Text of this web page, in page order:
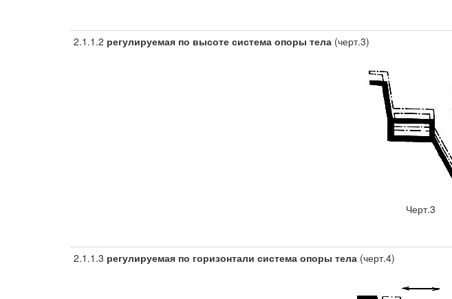
2.1.1.2 регулируемая по высоте система опоры тела (черт.3)
Черт.3
2.1.1.3 регулируемая по горизонтали система опоры тела (черт.4)